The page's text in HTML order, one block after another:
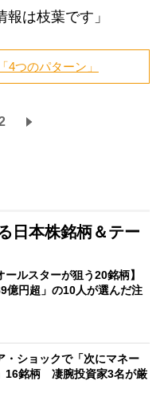
は枝葉です」
4つのパターン」
日本株銘柄＆テー
ールスターが狙う20銘柄】
億円超」の10人が選んだ注
・ショックで「次にマネー
16銘柄 凄腕投資家3名が厳